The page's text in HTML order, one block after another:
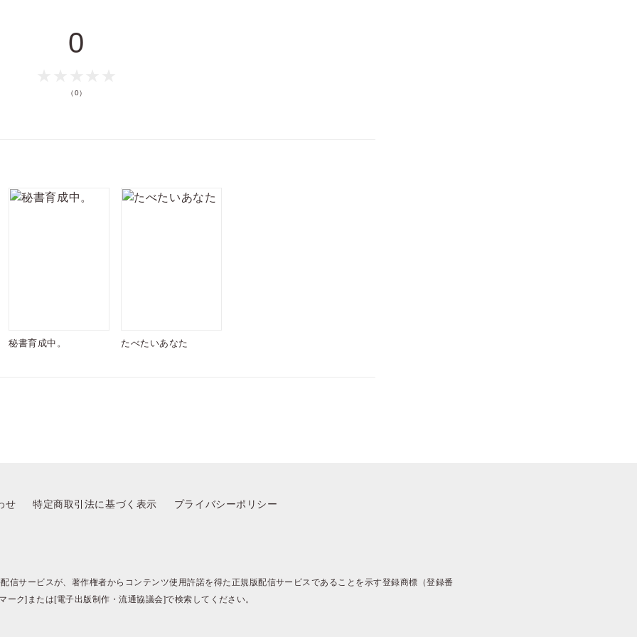
0
（0）
秘書育成中。 たべたいあなた
せ 特定商取引法に基づく表示 プライバシーポリシー
信サービスが、著作権者からコンテンツ使用許諾を得た正規版配信サービスであることを示す登録商標（登録番
ク]または[電子出版制作・流通協議会]で検索してください。